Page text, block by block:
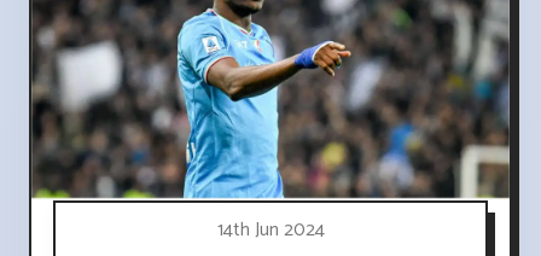
14th Jun 2024